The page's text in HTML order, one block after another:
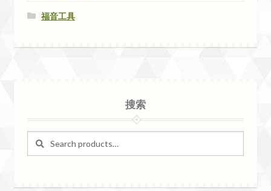
福音工具
搜索